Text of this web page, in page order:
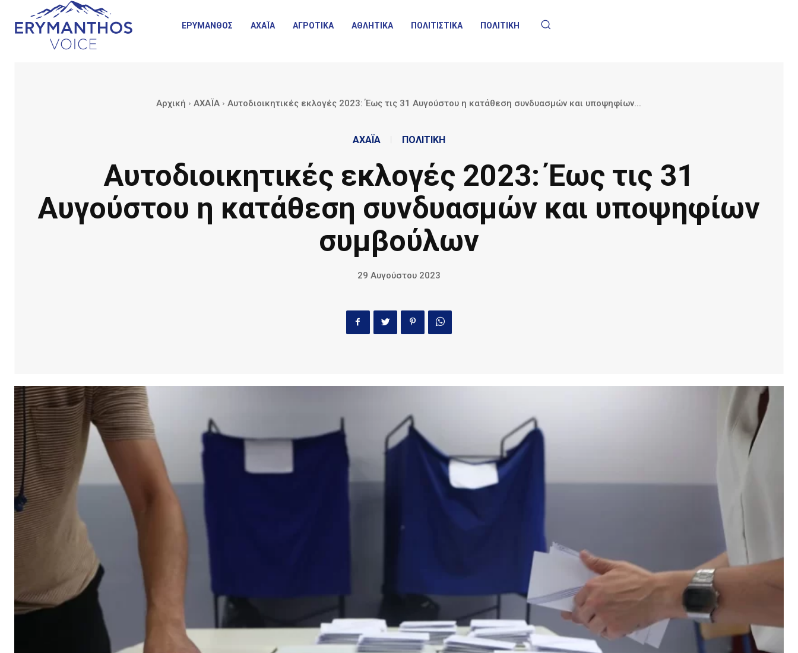
ΕΡΥΜΑΝΘΟΣ ΑΧΑΪΑ ΑΓΡΟΤΙΚΑ ΑΘΛΗΤΙΚΑ ΠΟΛΙΤΙΣΤΙΚΑ ΠΟΛΙΤΙΚΗ
Αρχική ΑΧΑΪΑ Αυτοδιοικητικές εκλογές 2023: Έως τις 31 Αυγούστου η κατάθεση συνδυασμών και υποψηφίων...
ΑΧΑΪΑ ΠΟΛΙΤΙΚΗ
Αυτοδιοικητικές εκλογές 2023: Έως τις 31
Αυγούστου η κατάθεση συνδυασμών και υποψηφίων
συμβούλων
29 Αυγούστου 2023